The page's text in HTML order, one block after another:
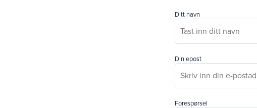
Ditt navn
Din epost
Forespørsel